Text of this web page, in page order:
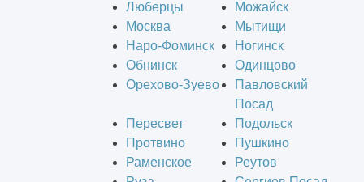
Люберцы
Можайск
Москва
Мытищи
Наро-Фоминск
Ногинск
Обнинск
Одинцово
Орехово-Зуево
Павловский
Посад
Пересвет
Подольск
Протвино
Пушкино
Раменское
Реутов